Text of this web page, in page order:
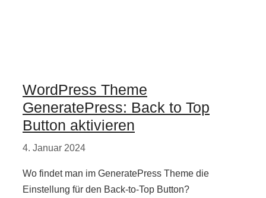
WordPress Theme
GeneratePress: Back to Top
Button aktivieren
4. Januar 2024
Wo findet man im GeneratePress Theme die
Einstellung für den Back-to-Top Button?